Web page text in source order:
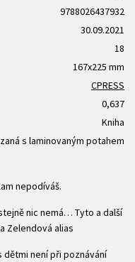
9788026437932
30.09.2021
18
167x225 mm
CPRESS
0,637
Kniha
s laminovaným potahem
nepodíváš.
nic nemá… Tyto a další
Zelendová alias
dětmi není při poznávání